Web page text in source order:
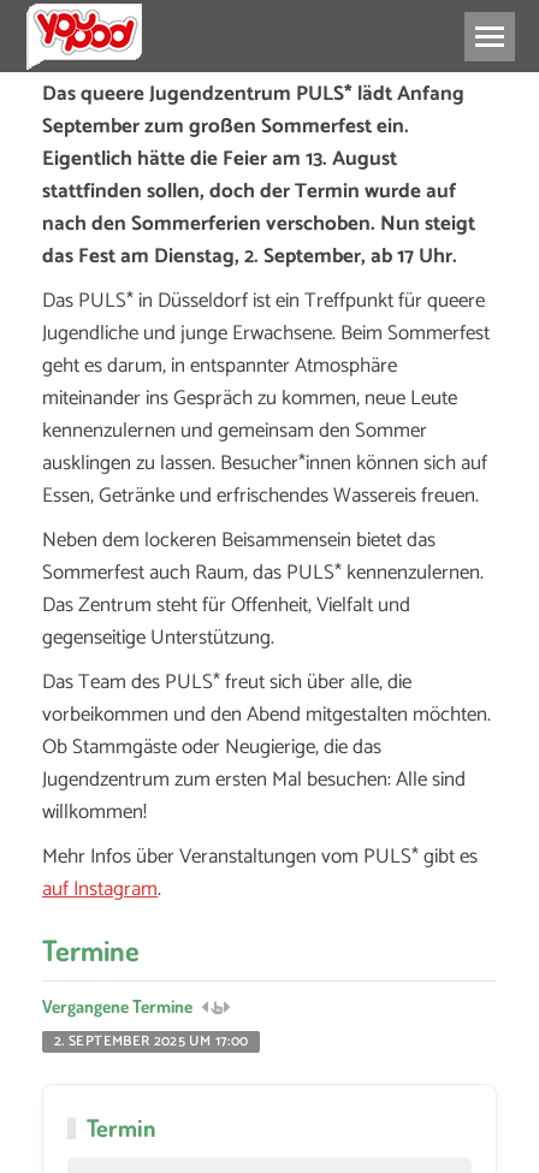
Das queere Jugendzentrum PULS* lädt Anfang
September zum großen Sommerfest ein.
Eigentlich hätte die Feier am 13. August
stattfinden sollen, doch der Termin wurde auf
nach den Sommerferien verschoben. Nun steigt
das Fest am Dienstag, 2. September, ab 17 Uhr.
Das PULS* in Düsseldorf ist ein Treffpunkt für queere
Jugendliche und junge Erwachsene. Beim Sommerfest
geht es darum, in entspannter Atmosphäre
miteinander ins Gespräch zu kommen, neue Leute
kennenzulernen und gemeinsam den Sommer
ausklingen zu lassen. Besucher*innen können sich auf
Essen, Getränke und erfrischendes Wassereis freuen.
Neben dem lockeren Beisammensein bietet das
Sommerfest auch Raum, das PULS* kennenzulernen.
Das Zentrum steht für Offenheit, Vielfalt und
gegenseitige Unterstützung.
Das Team des PULS* freut sich über alle, die
vorbeikommen und den Abend mitgestalten möchten.
Ob Stammgäste oder Neugierige, die das
Jugendzentrum zum ersten Mal besuchen: Alle sind
willkommen!
Mehr Infos über Veranstaltungen vom PULS* gibt es
auf Instagram.
Termine
Vergangene Termine
2. SEPTEMBER 2025 UM 17:00
Termin